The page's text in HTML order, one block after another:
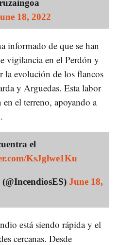
18, 2022
informado de que se han
vigilancia en el Perdón y
la evolución de los flancos
y Arguedas. Esta labor
en el terreno, apoyando a
el
KsJglwe1Ku
June 18,
está siendo rápida y el
cercanas. Desde